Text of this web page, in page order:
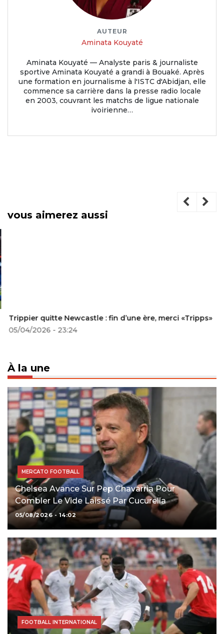
AUTEUR
Aminata Kouyaté
Aminata Kouyaté — Analyste paris & journaliste
sportive Aminata Kouyaté a grandi à Bouaké. Après
une formation en journalisme à l'ISTC d'Abidjan, elle
commence sa carrière dans la presse radio locale
en 2003, couvrant les matchs de ligue nationale
ivoirienne…
vous aimerez aussi
Trippier quitte Newcastle : fin d’une ère, merci «Tripps»
05/04/2026 - 23:24
À la une
MERCATO FOOTBALL
Chelsea Avance Sur Pep Chavarria Pour
Combler Le Vide Laissé Par Cucurella
05/08/2026 - 14:02
FOOTBALL INTERNATIONAL